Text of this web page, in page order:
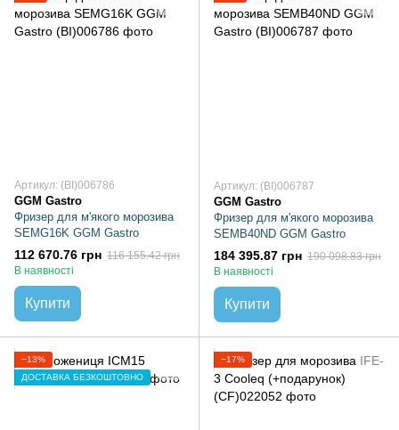
Артикул: (BI)006786
GGM Gastro
Фризер для м'якого морозива
SEMG16K GGM Gastro
112 670.76 грн 116 155.42 грн
В наявності
Купити
Артикул: (BI)006787
GGM Gastro
Фризер для м'якого морозива
SEMB40ND GGM Gastro
184 395.87 грн 190 098.83 грн
В наявності
Купити
−13%
ДОСТАВКА БЕЗКОШТОВНО
−17%